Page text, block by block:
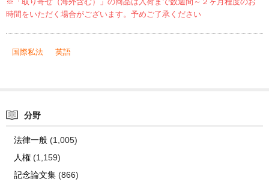
※「取り寄せ（海外含む）」の商品は入荷まで数週間～２ヶ月程度のお
時間をいただく場合がございます。予めご了承ください
国際私法 英語
分野
法律一般(1,005)
人権(1,159)
記念論文集(866)